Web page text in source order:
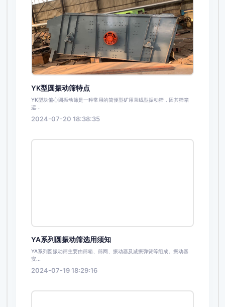
YK型圆振动筛特点
YK型块偏心圆振动筛是一种常用的简便型矿用直线型振动筛，因其筛箱
运...
2024-07-20 18:38:35
YA系列圆振动筛选用须知
YA系列圆振动筛主要由筛箱、筛网、振动器及减振弹簧等组成。振动器
安...
2024-07-19 18:29:16